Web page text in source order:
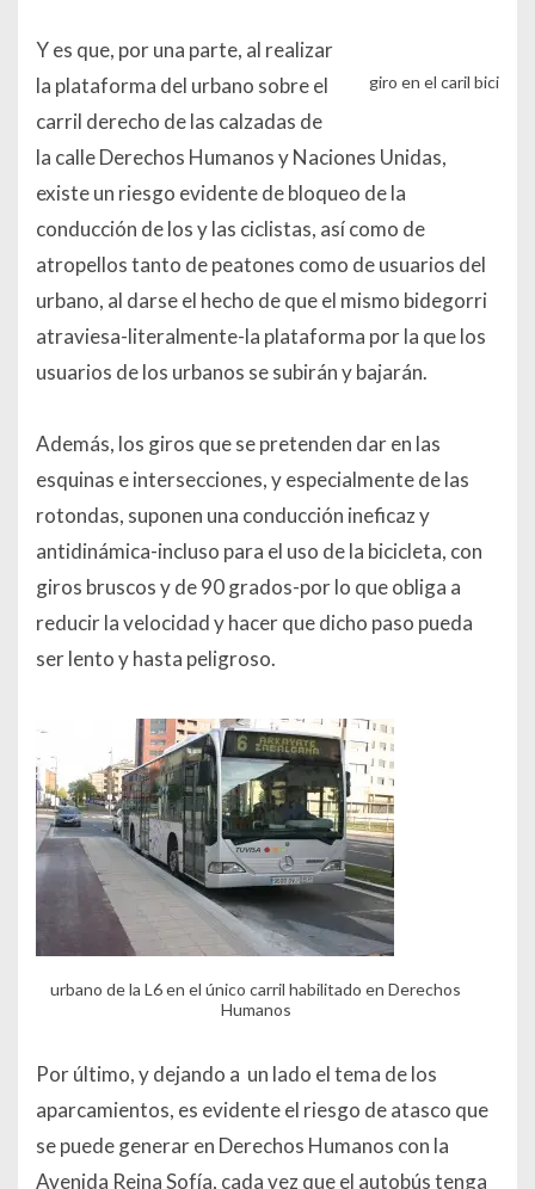
giro en el caril bici
Y es que, por una parte, al realizar
la plataforma del urbano sobre el
carril derecho de las calzadas de
la calle Derechos Humanos y Naciones Unidas,
existe un riesgo evidente de bloqueo de la
conducción de los y las ciclistas, así como de
atropellos tanto de peatones como de usuarios del
urbano, al darse el hecho de que el mismo bidegorri
atraviesa-literalmente-la plataforma por la que los
usuarios de los urbanos se subirán y bajarán.
Además, los giros que se pretenden dar en las
esquinas e intersecciones, y especialmente de las
rotondas, suponen una conducción ineficaz y
antidinámica-incluso para el uso de la bicicleta, con
giros bruscos y de 90 grados-por lo que obliga a
reducir la velocidad y hacer que dicho paso pueda
ser lento y hasta peligroso.
urbano de la L6 en el único carril habilitado en Derechos
Humanos
Por último, y dejando a un lado el tema de los
aparcamientos, es evidente el riesgo de atasco que
se puede generar en Derechos Humanos con la
Avenida Reina Sofía, cada vez que el autobús tenga